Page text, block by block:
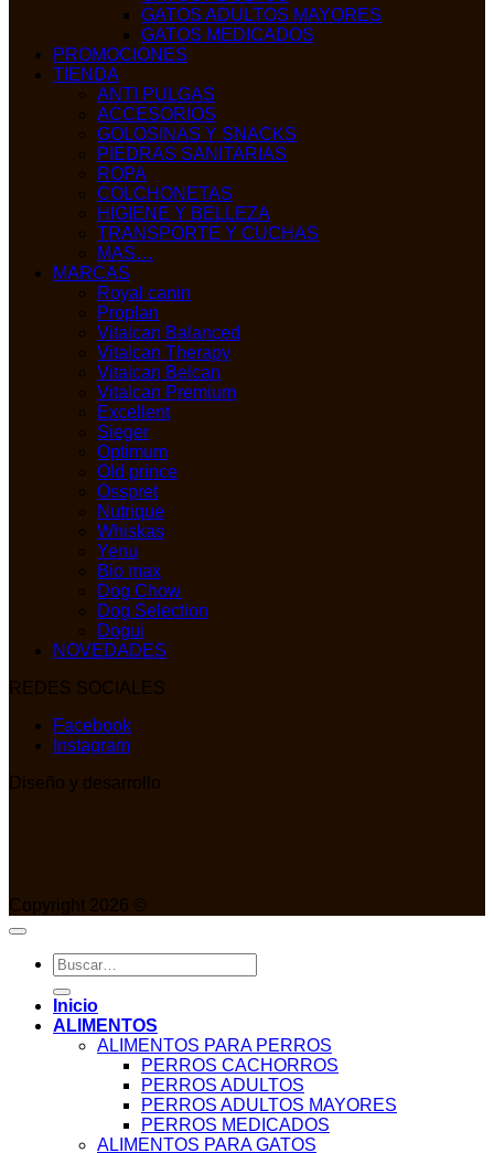
GATOS ADULTOS MAYORES
GATOS MEDICADOS
PROMOCIONES
TIENDA
ANTI PULGAS
ACCESORIOS
GOLOSINAS Y SNACKS
PIEDRAS SANITARIAS
ROPA
COLCHONETAS
HIGIENE Y BELLEZA
TRANSPORTE Y CUCHAS
MAS…
MARCAS
Royal canin
Proplan
Vitalcan Balanced
Vitalcan Therapy
Vitalcan Belcan
Vitalcan Premium
Excellent
Sieger
Optimum
Old prince
Osspret
Nutrique
Whiskas
Yenu
Bio max
Dog Chow
Dog Selection
Dogui
NOVEDADES
REDES SOCIALES
Facebook
Instagram
Diseño y desarrollo
Copyright 2026 ©
Buscar
por:
Inicio
ALIMENTOS
ALIMENTOS PARA PERROS
PERROS CACHORROS
PERROS ADULTOS
PERROS ADULTOS MAYORES
PERROS MEDICADOS
ALIMENTOS PARA GATOS